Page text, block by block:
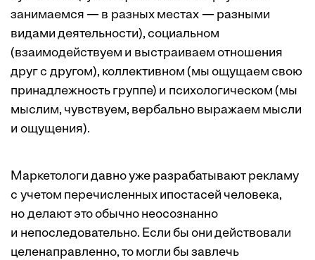
занимаемся — в разных местах — разными
видами деятельности), социальном
(взаимодействуем и выстраиваем отношения
друг с другом), коллективном (мы ощущаем свою
принадлежность группе) и психологическом (мы
мыслим, чувствуем, вербально выражаем мысли
и ощущения).
Маркетологи давно уже разрабатывают рекламу
с учетом перечисленных ипостасей человека,
но делают это обычно неосознанно
и непоследовательно. Если бы они действовали
целенаправленно, то могли бы завлечь